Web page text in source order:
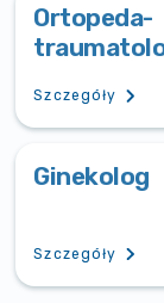
Ortopeda-
Szczegóły
Ginekolog
Szczegóły